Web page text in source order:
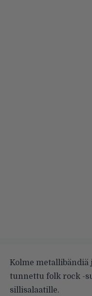
Kolme metallibändiä
tunnettu folk rock -
sillisalaatille.